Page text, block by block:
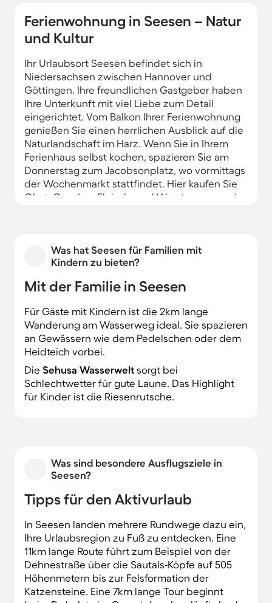
Ferienwohnung in Seesen – Natur
und Kultur
Ihr Urlaubsort Seesen befindet sich in
Niedersachsen zwischen Hannover und
Göttingen. Ihre freundlichen Gastgeber haben
Ihre Unterkunft mit viel Liebe zum Detail
eingerichtet. Vom Balkon Ihrer Ferienwohnung
genießen Sie einen herrlichen Ausblick auf die
Naturlandschaft im Harz. Wenn Sie in Ihrem
Ferienhaus selbst kochen, spazieren Sie am
Donnerstag zum Jacobsonplatz, wo vormittags
der Wochenmarkt stattfindet. Hier kaufen Sie
Obst, Gemüse, Fleisch- und Wurstwaren sowie
Was hat Seesen für Familien mit
Kindern zu bieten?
Mit der Familie in Seesen
Für Gäste mit Kindern ist die 2km lange
Wanderung am Wasserweg ideal. Sie spazieren
an Gewässern wie dem Pedelschen oder dem
Heidteich vorbei.
Die Sehusa Wasserwelt sorgt bei
Schlechtwetter für gute Laune. Das Highlight
für Kinder ist die Riesenrutsche.
Was sind besondere Ausflugsziele in
Seesen?
Tipps für den Aktivurlaub
In Seesen landen mehrere Rundwege dazu ein,
Ihre Urlaubsregion zu Fuß zu entdecken. Eine
11km lange Route führt zum Beispiel von der
Dehnestraße über die Sautals-Köpfe auf 505
Höhenmetern bis zur Felsformation der
Katzensteine. Eine 7km lange Tour beginnt